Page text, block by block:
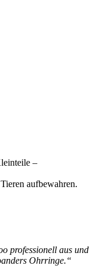
–
aufbewahren.
professionell aus und
Ohrringe.“